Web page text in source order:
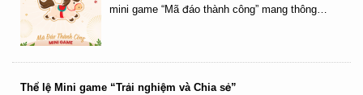
mini game “Mã đáo thành công” mang thông…
Thể lệ Mini game “Trải nghiệm và Chia sẻ”